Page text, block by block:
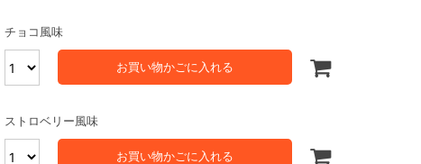
チョコ風味
お買い物かごに入れる
ストロベリー風味
お買い物かごに入れる